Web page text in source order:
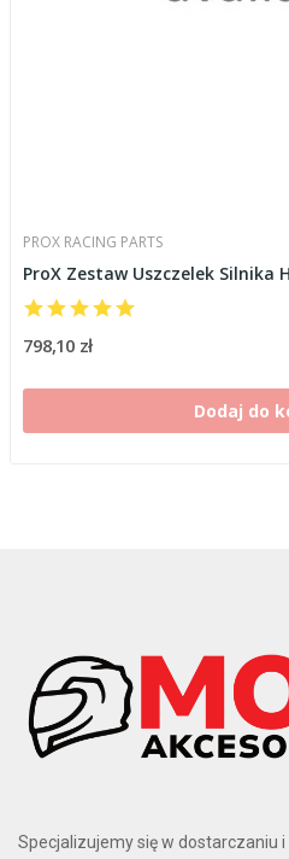
PROX RACING PARTS
ProX Zestaw Uszczelek Silnika
798,10 zł
Dodaj do
Specjalizujemy się w dostarczaniu